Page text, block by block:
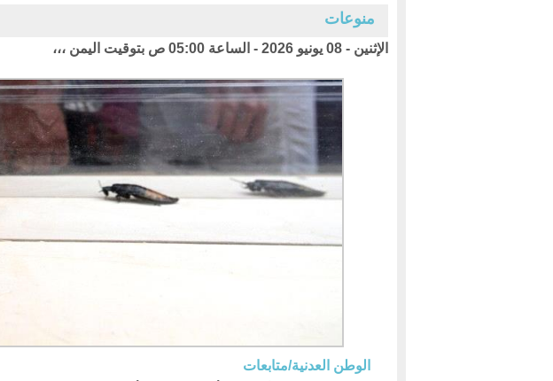
منوعات
الإثنين - 08 يونيو 2026 - الساعة 05:00 ص بتوقيت اليمن ،،،
الوطن العدنية/متابعات